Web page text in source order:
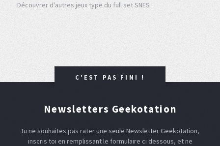
Découvrer d'autres jeux type du full set SNES :
C'EST PAS FINI !
Newsletters Geekotation
Tu ne souhaites pas rater une seule Newsletter Geekotation,
inscris toi en remplissant le formulaire ci dessous, et ne